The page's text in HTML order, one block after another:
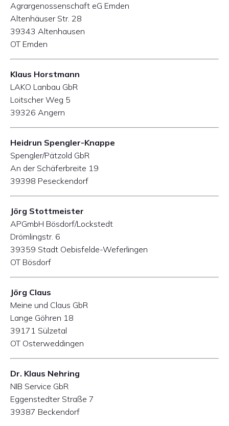
Agrargenossenschaft eG Emden
Altenhäuser Str. 28
39343 Altenhausen
OT Emden
Klaus Horstmann
LAKO Lanbau GbR
Loitscher Weg 5
39326 Angern
Heidrun Spengler-Knappe
Spengler/Pätzold GbR
An der Schäferbreite 19
39398 Peseckendorf
Jörg Stottmeister
APGmbH Bösdorf/Lockstedt
Drömlingstr. 6
39359 Stadt Oebisfelde-Weferlingen
OT Bösdorf
Jörg Claus
Meine und Claus GbR
Lange Göhren 18
39171 Sülzetal
OT Osterweddingen
Dr. Klaus Nehring
NIB Service GbR
Eggenstedter Straße 7
39387 Beckendorf